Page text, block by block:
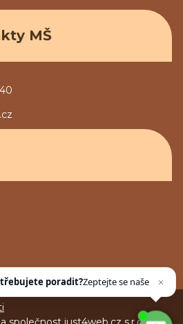
MŠ
(J4W-
poradit?Zeptejte se našeho asist